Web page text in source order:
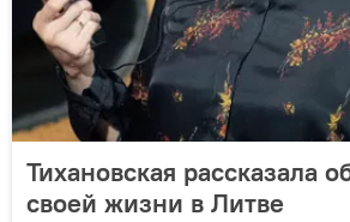
Тихановская рассказала
своей жизни в Литве